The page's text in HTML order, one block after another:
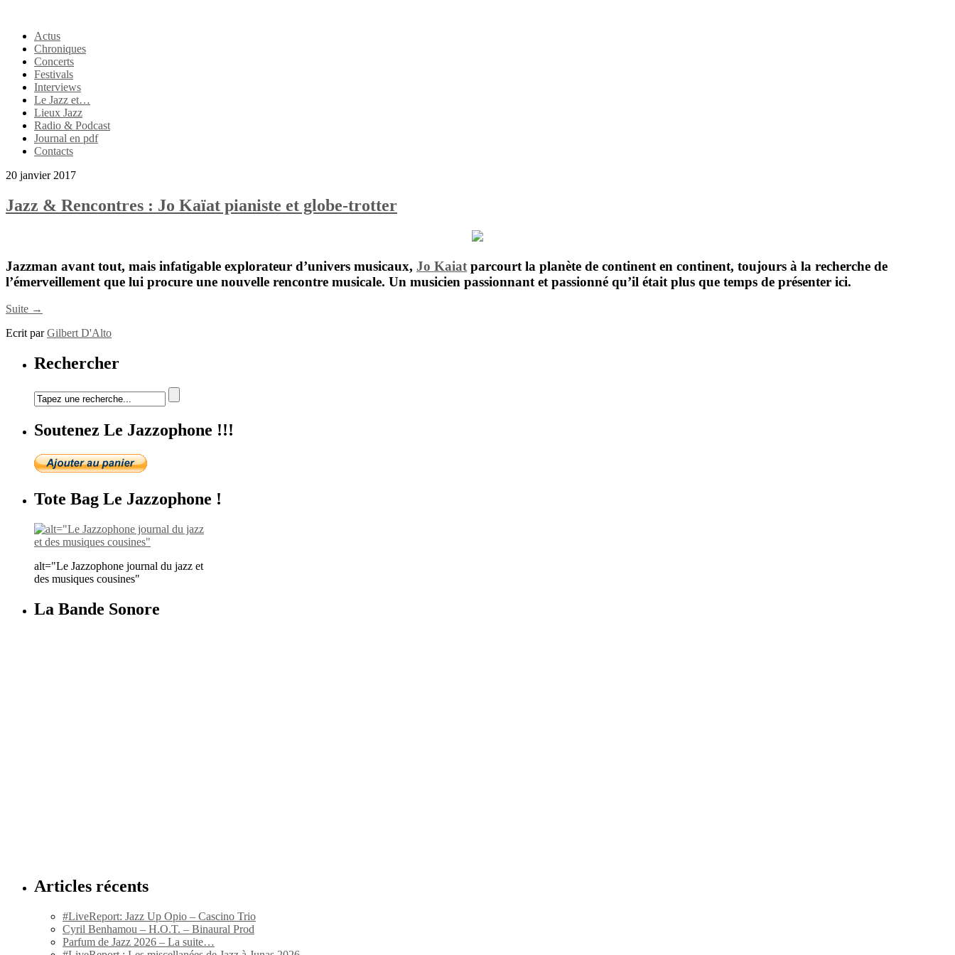
Actus
Chroniques
Concerts
Festivals
Interviews
Le Jazz et…
Lieux Jazz
Radio & Podcast
Journal en pdf
Contacts
20 janvier 2017
Jazz & Rencontres : Jo Kaïat pianiste et globe-trotter
Jazzman avant tout, mais infatigable explorateur d’univers musicaux, Jo Kaiat parcourt la planète de continent en continent, toujours à la recherche de
l’émerveillement que lui procure une nouvelle rencontre musicale. Un musicien passionnant et passionné qu’il était plus que temps de présenter ici.
Suite →
Ecrit parGilbert D'Alto
Rechercher
Soutenez Le Jazzophone !!!
Tote Bag Le Jazzophone !
alt="Le Jazzophone journal du jazz et
des musiques cousines"
La Bande Sonore
Articles récents
#LiveReport: Jazz Up Opio – Cascino Trio
Cyril Benhamou – H.O.T. – Binaural Prod
Parfum de Jazz 2026 – La suite…